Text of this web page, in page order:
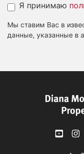
Я принимаю
Мы ставим Вас в
данные, указанные в